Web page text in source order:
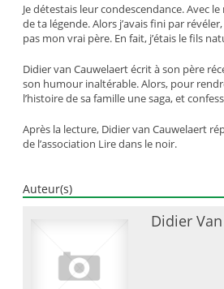
Je détestais leur condescendance. Avec
de ta légende. Alors j’avais fini par
pas mon vrai père. En fait, j’étais le fils
Didier van Cauwelaert écrit à son père
son humour inaltérable. Alors, pour
l’histoire de sa famille une saga, et
Après la lecture, Didier van Cauwelaert
de l’association Lire dans le noir.
Auteur(s)
Didier